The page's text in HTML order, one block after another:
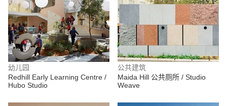
幼儿园
Redhill Early Learning Centre /
Hubo Studio
公共建筑
Maida Hill 公共厕所 / Studio
Weave